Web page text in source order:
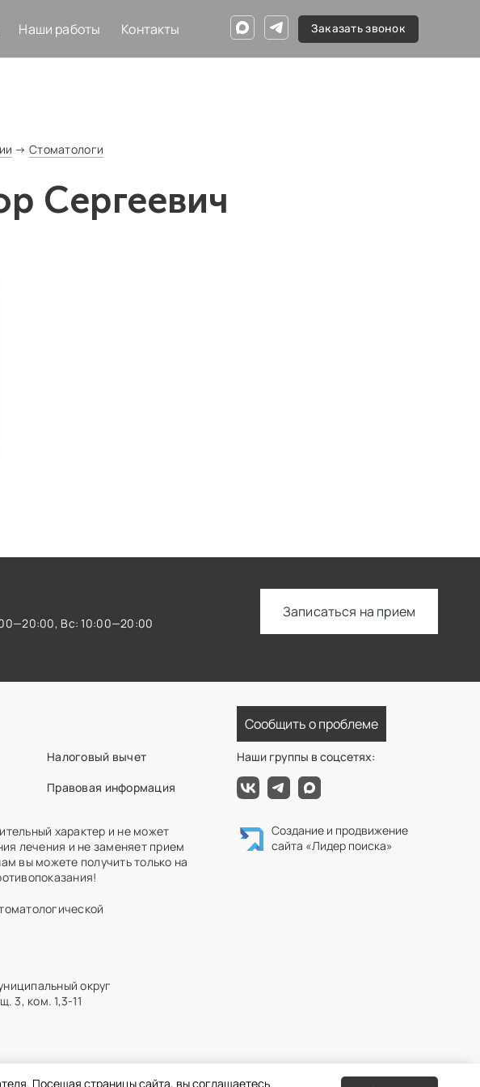
Наши работы Контакты Заказать звонок
→Стоматологи
Сергеевич
Вс: 10:00—20:00
Записаться на прием
Сообщить о проблеме
Налоговый вычет
Наши группы в соцсетях:
Правовая информация
характер и не может
лечения и не заменяет прием
вы можете получить только на
округ
3, ком. 1,3-11
Создание и продвижение
сайта «Лидер поиска»
Посещая страницы сайта, вы соглашаетесь